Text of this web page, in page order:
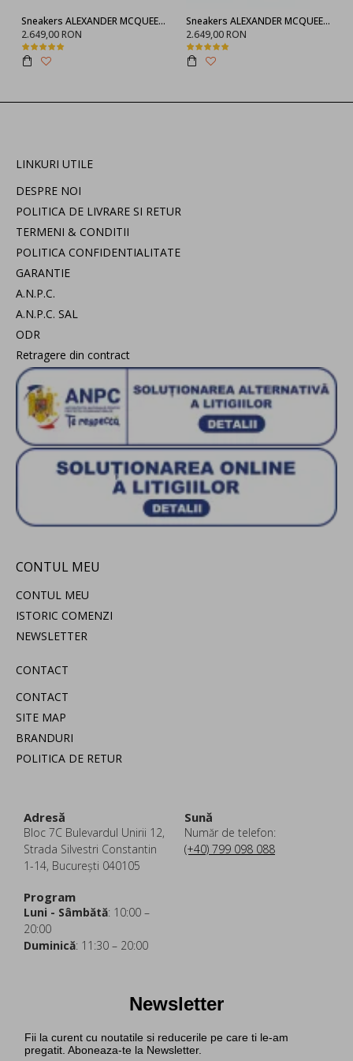
Sneakers ALEXANDER MCQUEEN, Negru full
2.649,00 RON
Sneakers ALEXANDER MCQUEEN, 553770WHGP01000
2.649,00 RON
LINKURI UTILE
DESPRE NOI
POLITICA DE LIVRARE SI RETUR
TERMENI & CONDITII
POLITICA CONFIDENTIALITATE
GARANTIE
A.N.P.C.
A.N.P.C. SAL
ODR
Retragere din contract
CONTUL MEU
CONTUL MEU
ISTORIC COMENZI
NEWSLETTER
CONTACT
CONTACT
SITE MAP
BRANDURI
POLITICA DE RETUR
Adresă
Bloc 7C Bulevardul Unirii 12,
Strada Silvestri Constantin
1-14, București 040105
Sună
Număr de telefon:
(+40) 799 098 088
Program
Luni - Sâmbătă: 10:00 –
20:00
Duminică: 11:30 – 20:00
Newsletter
Fii la curent cu noutatile si reducerile pe care ti le-am
pregatit. Aboneaza-te la Newsletter.